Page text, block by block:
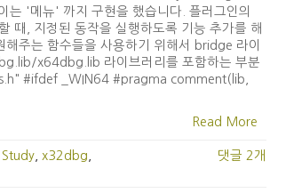
는 '메뉴' 까지 구현을 했습니다. 플러그인의
때, 지정된 동작을 실행하도록 기능 추가를 해
해주는 함수들을 사용하기 위해서 bridge 라이
x64dbg.lib 라이브러리를 포함하는 부분
#ifdef _WIN64 #pragma comment(lib,
Read More
Study x32dbg 댓글 2개